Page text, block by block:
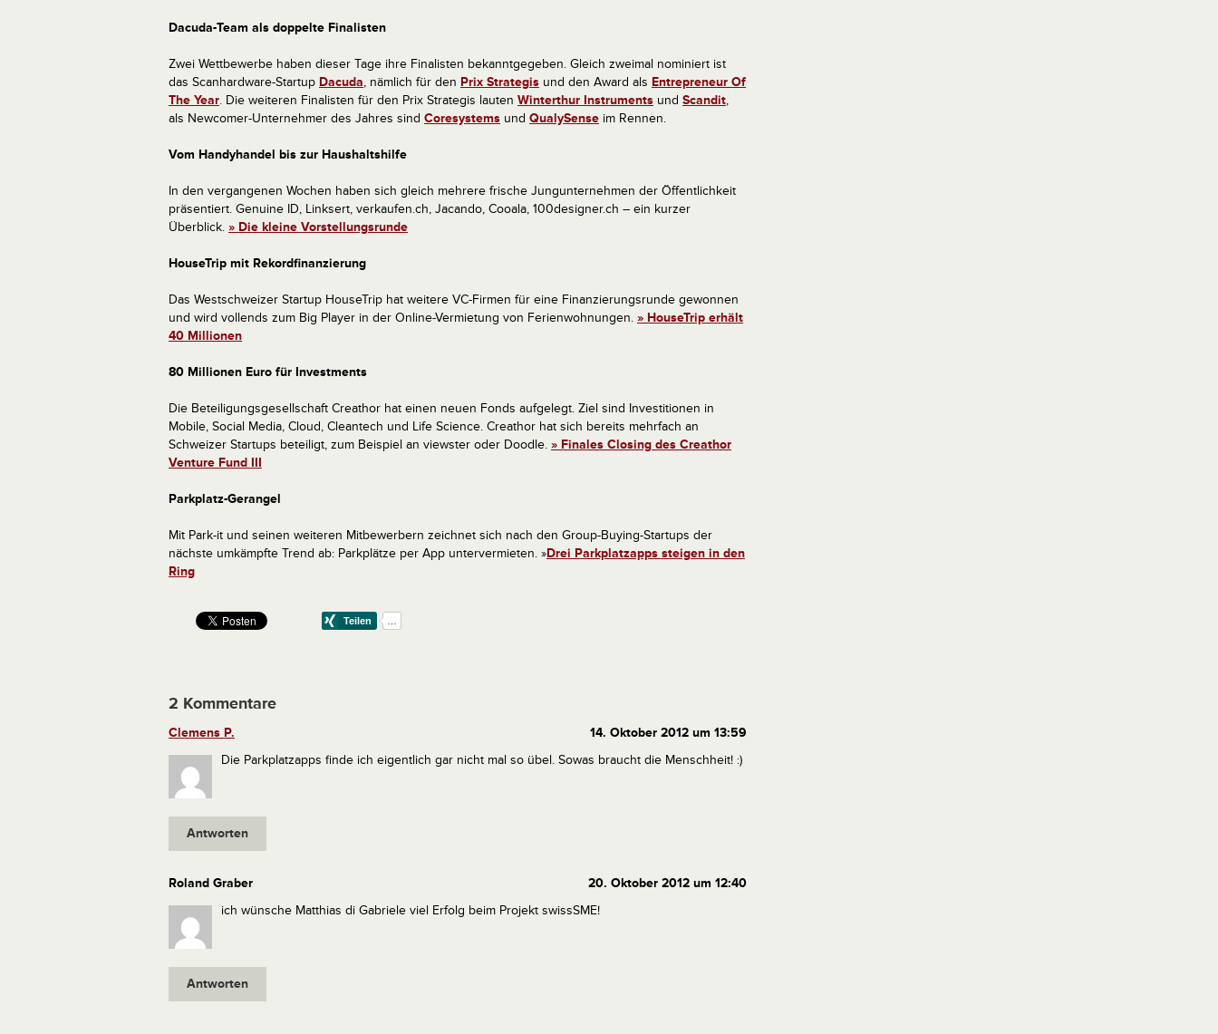
Dacuda-Team als doppelte Finalisten
Zwei Wettbewerbe haben dieser Tage ihre Finalisten bekanntgegeben. Gleich zweimal nominiert ist
das Scanhardware-Startup Dacuda, nämlich für den Prix Strategis und den Award als Entrepreneur Of
The Year. Die weiteren Finalisten für den Prix Strategis lauten Winterthur Instruments und Scandit,
als Newcomer-Unternehmer des Jahres sind Coresystems und QualySense im Rennen.
Vom Handyhandel bis zur Haushaltshilfe
In den vergangenen Wochen haben sich gleich mehrere frische Jungunternehmen der Öffentlichkeit
präsentiert. Genuine ID, Linksert, verkaufen.ch, Jacando, Cooala, 100designer.ch – ein kurzer
Überblick. » Die kleine Vorstellungsrunde
HouseTrip mit Rekordfinanzierung
Das Westschweizer Startup HouseTrip hat weitere VC-Firmen für eine Finanzierungsrunde gewonnen
und wird vollends zum Big Player in der Online-Vermietung von Ferienwohnungen. » HouseTrip erhält
40 Millionen
80 Millionen Euro für Investments
Die Beteiligungsgesellschaft Creathor hat einen neuen Fonds aufgelegt. Ziel sind Investitionen in
Mobile, Social Media, Cloud, Cleantech und Life Science. Creathor hat sich bereits mehrfach an
Schweizer Startups beteiligt, zum Beispiel an viewster oder Doodle. » Finales Closing des Creathor
Venture Fund III
Parkplatz-Gerangel
Mit Park-it und seinen weiteren Mitbewerbern zeichnet sich nach den Group-Buying-Startups der
nächste umkämpfte Trend ab: Parkplätze per App untervermieten. »Drei Parkplatzapps steigen in den
Ring
2 Kommentare
Clemens P.
14. Oktober 2012 um 13:59
Die Parkplatzapps finde ich eigentlich gar nicht mal so übel. Sowas braucht die Menschheit! :)
Antworten
Roland Graber
20. Oktober 2012 um 12:40
ich wünsche Matthias di Gabriele viel Erfolg beim Projekt swissSME!
Antworten